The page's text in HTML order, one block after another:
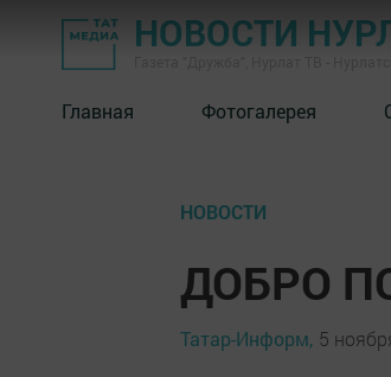
НОВОСТИ
Главная Фотогалерея
НОВОСТИ
ДОБРО
Татар-Информ, 5